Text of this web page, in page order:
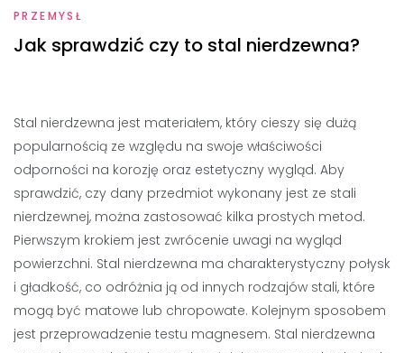
PRZEMYSŁ
Jak sprawdzić czy to stal nierdzewna?
Stal nierdzewna jest materiałem, który cieszy się dużą
popularnością ze względu na swoje właściwości
odporności na korozję oraz estetyczny wygląd. Aby
sprawdzić, czy dany przedmiot wykonany jest ze stali
nierdzewnej, można zastosować kilka prostych metod.
Pierwszym krokiem jest zwrócenie uwagi na wygląd
powierzchni. Stal nierdzewna ma charakterystyczny połysk
i gładkość, co odróżnia ją od innych rodzajów stali, które
mogą być matowe lub chropowate. Kolejnym sposobem
jest przeprowadzenie testu magnesem. Stal nierdzewna